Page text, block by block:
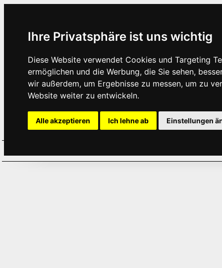
Ihre Privatsphäre ist uns wichtig
Diese Website verwendet Cookies und Targeting
ermöglichen und die Werbung, die Sie sehen,
wir außerdem, um Ergebnisse zu messen, um zu
Website weiter zu entwickeln.
Alle akzeptieren Ich lehne ab Einstellungen